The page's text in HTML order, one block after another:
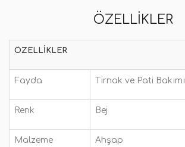
ÖZELLIKLER
ÖZELLIKLER
Fayda Tırnak ve Pati Bakımı
Renk Bej
Malzeme Ahşap